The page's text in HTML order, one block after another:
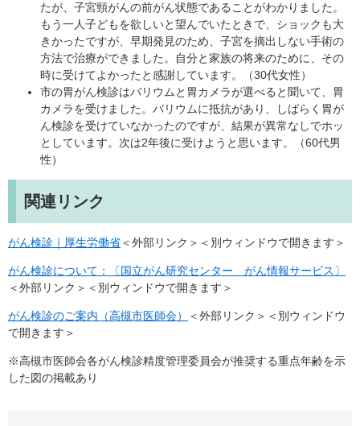
たが、子宮頸がんの前がん状態であることがわかりました。
もう一人子どもを欲しいと望んでいたときで、ショックも大
きかったですが、早期発見のため、子宮を摘出しない手術の
方法で治療ができました。自分と家族の将来のために、その
時に受けてよかったと感謝しています。（30代女性）
​市の胃がん検診はバリウムと胃カメラが選べると聞いて、胃
カメラを受けました。バリウムに抵抗があり、しばらく胃が
ん検診を受けていなかったのですが、結果が異常なしでホッ
としています。次は2年後に受けようと思います。（60代男
性）
関連リンク
がん検診｜厚生労働省＜外部リンク＞ ＜別ウィンドウで開きます＞
がん検診について：〔国立がん研究センター がん情報サービス〕
＜外部リンク＞ ＜別ウィンドウで開きます＞
がん検診のご案内（高槻市医師会） ＜外部リンク＞ ＜別ウィンドウ
で開きます＞
※高槻市医師会各がん検診精度管理委員会が推奨する重点年齢を示
した図の掲載あり